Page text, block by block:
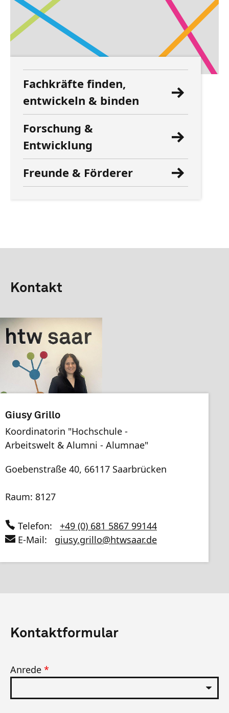
Fachkräfte finden,
entwickeln & binden
Forschung &
Entwicklung
Freunde & Förderer
Kontakt
Giusy Grillo
Koordinatorin "Hochschule -
Arbeitswelt & Alumni - Alumnae"
Goebenstraße 40, 66117 Saarbrücken
Raum: 8127
Telefon:
+49 (0) 681 5867 99144
E-Mail:
giusy.grillo@htwsaar.de
Kontaktformular
Anrede *